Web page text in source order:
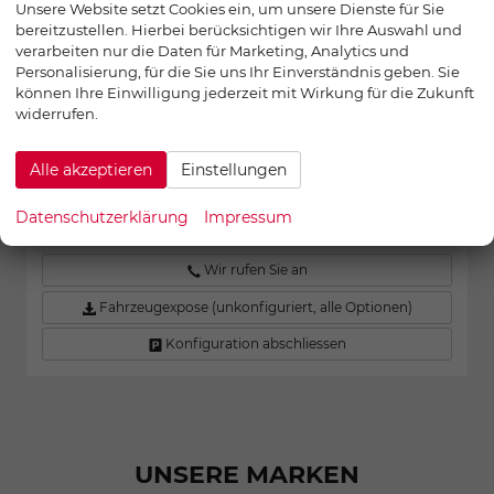
Motor
125 kW (170 PS), Automatik, Frontantrieb
Getriebe
Automatik
Kraftstoff
Diesel
Außenfarbe
Grey Matter
Verbrauch kombiniert:
CO -Klasse: G
Wir rufen Sie an
Fahrzeugexpose (unkonfiguriert, alle Optionen)
Konfiguration abschliessen
UNSERE MARKEN
Unsere Website setzt Cookies ein, um unsere Dienste für Sie
bereitzustellen. Hierbei berücksichtigen wir Ihre Auswahl und
verarbeiten nur die Daten für Marketing, Analytics und
Personalisierung, für die Sie uns Ihr Einverständnis geben. Sie
können Ihre Einwilligung jederzeit mit Wirkung für die Zukunft
widerrufen.
Alle akzeptieren Einstellungen
Datenschutzerklärung Impressum